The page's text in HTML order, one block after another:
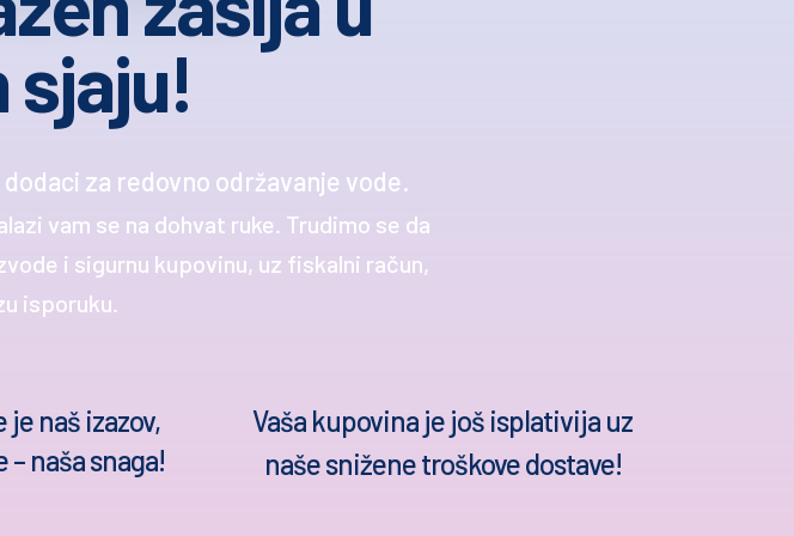
sjaju!
za redovno održavanje vode.
vam se na dohvat ruke. Trudimo se da
i sigurnu kupovinu, uz fiskalni račun,
isporuku.
naš izazov,
– naša snaga!
Vaša kupovina je još isplativija uz
naše snižene troškove dostave!